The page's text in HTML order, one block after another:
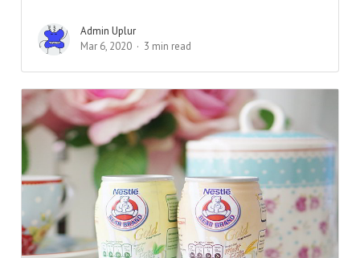
Admin Uplur
Mar 6, 2020
3 min read